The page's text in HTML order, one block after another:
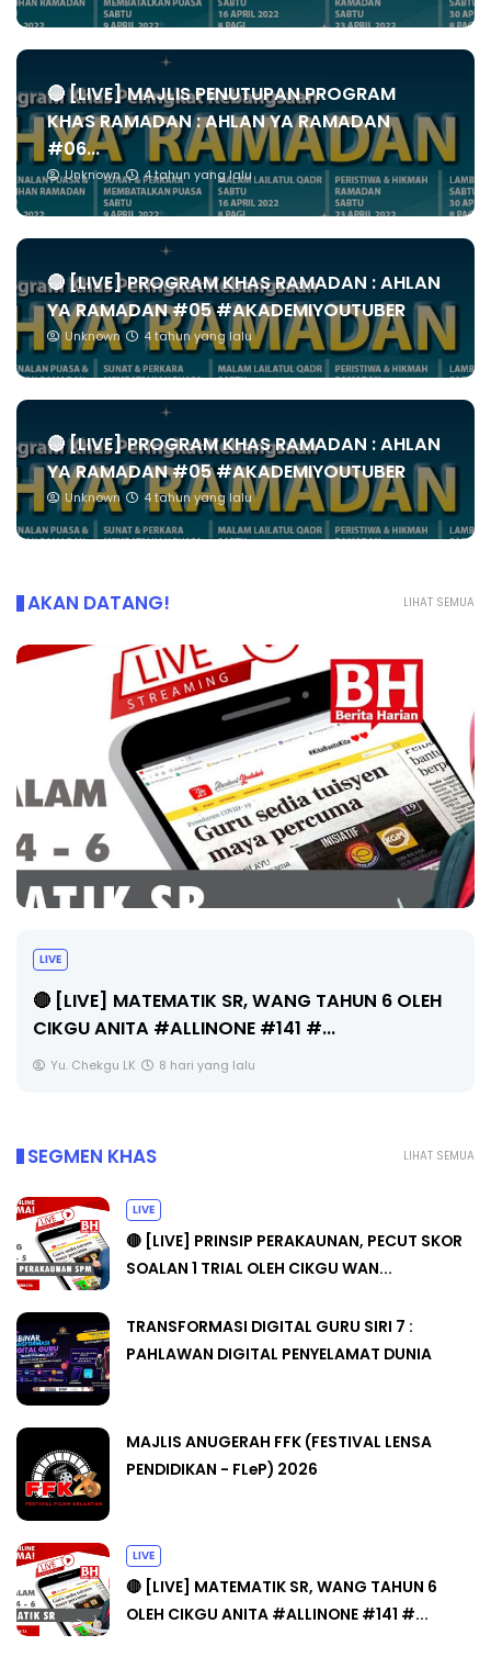
🔴 [LIVE] MAJLIS PENUTUPAN PROGRAM
KHAS RAMADAN : AHLAN YA RAMADAN
#06...
Unknown 4 tahun yang lalu
🔴 [LIVE] PROGRAM KHAS RAMADAN : AHLAN
YA RAMADAN #05 #AKADEMIYOUTUBER
Unknown 4 tahun yang lalu
🔴 [LIVE] PROGRAM KHAS RAMADAN : AHLAN
YA RAMADAN #05 #AKADEMIYOUTUBER
Unknown 4 tahun yang lalu
LIHAT SEMUA
AKAN DATANG!
Sejarah Tingkatan 4
Unknown 8 hari yang lalu
LIHAT SEMUA
SEGMEN KHAS
LIVE
🔴 [LIVE] PRINSIP PERAKAUNAN, PECUT SKOR
SOALAN 1 TRIAL OLEH CIKGU WAN...
TRANSFORMASI DIGITAL GURU SIRI 7 :
PAHLAWAN DIGITAL PENYELAMAT DUNIA
MAJLIS ANUGERAH FFK (FESTIVAL LENSA
PENDIDIKAN - FLeP) 2026
LIVE
🔴 [LIVE] MATEMATIK SR, WANG TAHUN 6
OLEH CIKGU ANITA #ALLINONE #141 #...